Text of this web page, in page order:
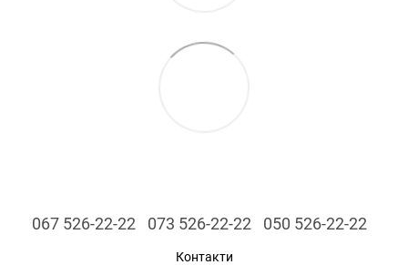
067 526-22-22 073 526-22-22 050 526-22-22
Контакти